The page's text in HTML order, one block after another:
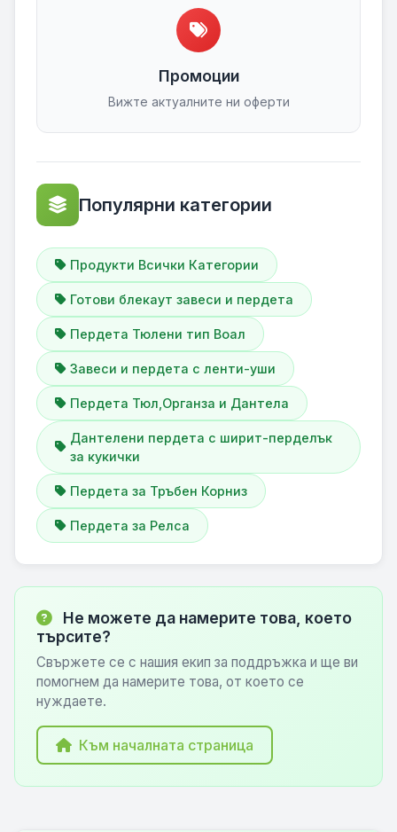
Промоции
Вижте актуалните ни оферти
Популярни категории
Продукти Всички Категории
Готови блекаут завеси и пердета
Пердета Тюлени тип Воал
Завеси и пердета с ленти-уши
Пердета Тюл,Органза и Дантела
Дантелени пердета с ширит-перделък
за кукички
Пердета за Тръбен Корниз
Пердета за Релса
Не можете да намерите това, което
търсите?
Свържете се с нашия екип за поддръжка и ще ви
помогнем да намерите това, от което се
нуждаете.
Към началната страница